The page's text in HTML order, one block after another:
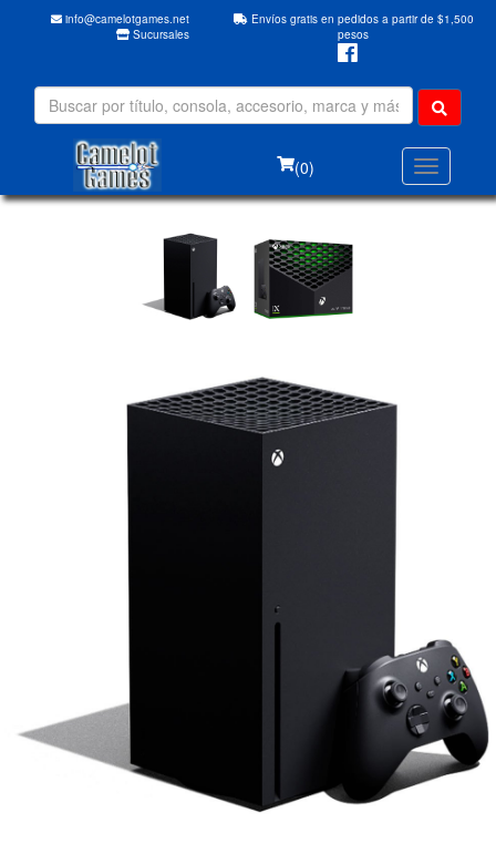
info@camelotgames.net
Sucursales
Envíos gratis en pedidos a partir de $1,500
pesos
(0)